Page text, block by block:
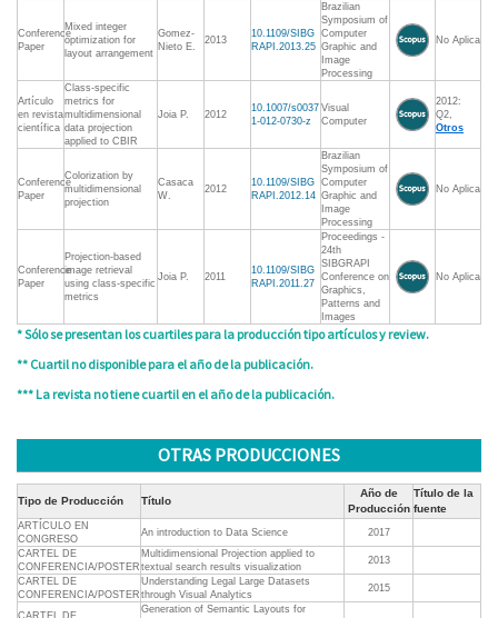
Conference
Paper
Mixed integer
optimization for
layout arrangement
Gomez-
Nieto E.
2013
10.1109/SIBG
RAPI.2013.25
Brazilian
Symposium of
Computer
Graphic and
Image
Processing
No Aplica
Artículo
en revista
científica
Class-specific
metrics for
multidimensional
data projection
applied to CBIR
Joia P. 2012
10.1007/s0037
1-012-0730-z
Visual
Computer
2012:
Q2,
Otros
Conference
Paper
Colorization by
multidimensional
projection
Casaca
W.
2012
10.1109/SIBG
RAPI.2012.14
Brazilian
Symposium of
Computer
Graphic and
Image
Processing
No Aplica
Conference
Paper
Projection-based
image retrieval
using class-specific
metrics
Joia P. 2011
10.1109/SIBG
RAPI.2011.27
Proceedings -
24th
SIBGRAPI
Conference on
Graphics,
Patterns and
Images
No Aplica
* Sólo se presentan los cuartiles para la producción tipo artículos y review.
** Cuartil no disponible para el año de la publicación.
*** La revista no tiene cuartil en el año de la publicación.
OTRAS PRODUCCIONES
Tipo de Producción Título
Año de
Producción
Título de la
fuente
ARTÍCULO EN
CONGRESO
An introduction to Data Science
2017
CARTEL DE
CONFERENCIA/POSTER
Multidimensional Projection applied to
textual search results visualization
2013
CARTEL DE
CONFERENCIA/POSTER
Understanding Legal Large Datasets
through Visual Analytics
2015
CARTEL DE
Generation of Semantic Layouts for